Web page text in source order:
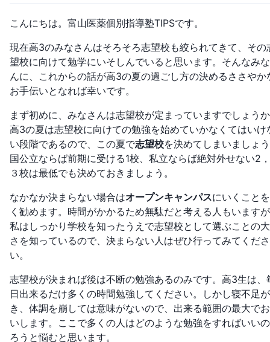
こんにちは。富山医薬個別指導塾TIPSです。
現在高3のみなさんはそろそろ志望校も絞られてきて、その
望校に向けて勉学にいそしんでいると思います。そんなみ
んに、これからの話が高3の夏の過ごし方の決めるささやか
お手伝いとなれば幸いです。
まず初めに、みなさんは志望校が定まっていますでしょう
高3の夏は志望校に向けての勉強を始めていかなくてはいけ
い段階であるので、この夏で志望校を決めてしまいましょ
国公立ならば前期に受ける1校、私立ならば絶対外せない2，
３校は最低でも決めておきましょう。
なかなか決まらない場合はオープンキャンパスにいくこと
く勧めます。時間がかかるため無駄だと考える人もいます
私はしっかり学校を知ったうえで志望校として選ぶことの
さを知っているので、決まらない人はぜひ行ってみてくださ
い。
志望校が決まれば後は不断の勉強あるのみです。高3生は、
日出来るだけ多くの時間勉強してください。しかし寝不足
き、体調を崩しては意味がないので、出来る範囲の最大で
いします。ここで多くの人はどのような勉強をすればいい
ろうと悩むと思います。